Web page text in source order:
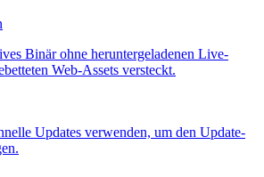
Binär ohne heruntergeladenen Live-
Web-Assets versteckt.
Updates verwenden, um den Update-